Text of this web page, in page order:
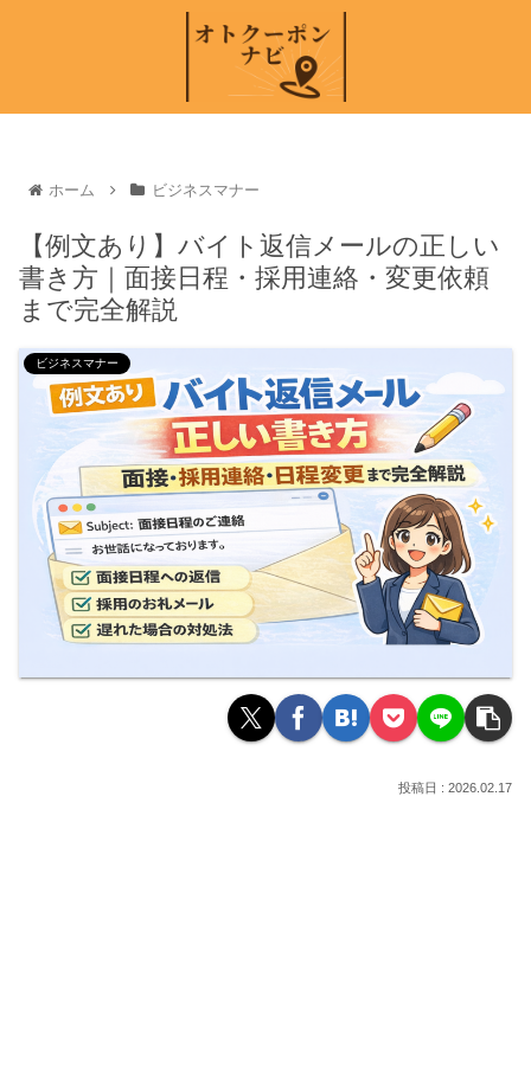
ホーム ビジネスマナー
【例文あり】バイト返信メールの正しい
書き方｜面接日程・採用連絡・変更依頼
まで完全解説
ビジネスマナー
2026.02.17